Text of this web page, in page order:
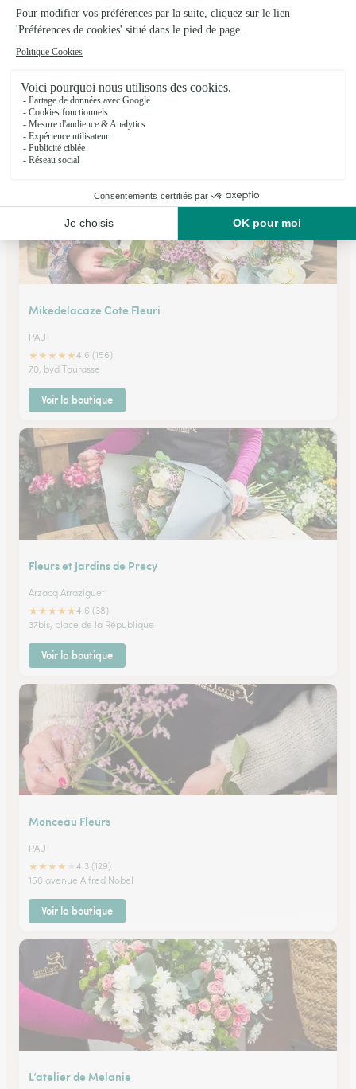
G.labaste – B.le Moulec
PAU
★★★★★4.5 (31)
6, rue Adoue
Voir la boutique
Mikedelacaze Cote Fleuri
PAU
★★★★★4.6 (156)
70, bvd Tourasse
Voir la boutique
Fleurs et Jardins de Precy
Arzacq Arraziguet
★★★★★4.6 (38)
37bis, place de la République
Voir la boutique
Monceau Fleurs
PAU
★★★★
4.3 (129)
150 avenue Alfred Nobel
Voir la boutique
L’atelier de Melanie